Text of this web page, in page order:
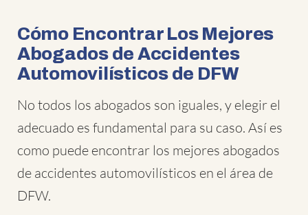
Cómo Encontrar Los Mejores
Abogados de Accidentes
Automovilísticos de DFW
No todos los abogados son iguales, y elegir el
adecuado es fundamental para su caso. Así es
como puede encontrar los mejores abogados
de accidentes automovilísticos en el área de
DFW.